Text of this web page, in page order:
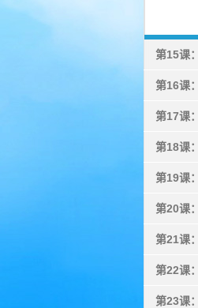
第15课：
第16课：
第17课：
第18课：
第19课：
第20课：
第21课：
第22课：
第23课：